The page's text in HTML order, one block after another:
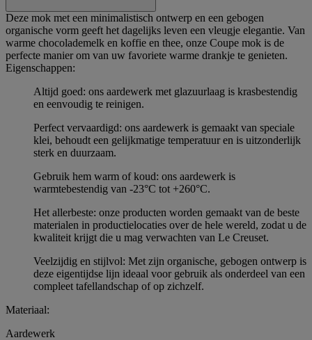
Deze mok met een minimalistisch ontwerp en een gebogen
organische vorm geeft het dagelijks leven een vleugje elegantie. Van
warme chocolademelk en koffie en thee, onze Coupe mok is de
perfecte manier om van uw favoriete warme drankje te genieten.
Eigenschappen:
Altijd goed: ons aardewerk met glazuurlaag is krasbestendig
en eenvoudig te reinigen.
Perfect vervaardigd: ons aardewerk is gemaakt van speciale
klei, behoudt een gelijkmatige temperatuur en is uitzonderlijk
sterk en duurzaam.
Gebruik hem warm of koud: ons aardewerk is
warmtebestendig van -23°C tot +260°C.
Het allerbeste: onze producten worden gemaakt van de beste
materialen in productielocaties over de hele wereld, zodat u de
kwaliteit krijgt die u mag verwachten van Le Creuset.
Veelzijdig en stijlvol: Met zijn organische, gebogen ontwerp is
deze eigentijdse lijn ideaal voor gebruik als onderdeel van een
compleet tafellandschap of op zichzelf.
Materiaal:
Aardewerk